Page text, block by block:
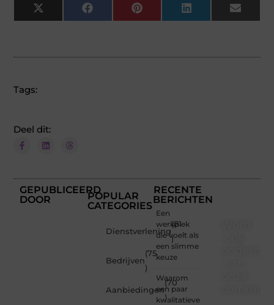
X
(Twitter)
Facebook Pinterest LinkedIn Email
Tags:
Deel dit:
GEPUBLICEERD
DOOR
POPULAR
CATEGORIES
Dienstverlening
(81
)
Bedrijven
(75
)
Aanbiedingen
(70
)
RECENTE
BERICHTEN
Een
werkplek
die voelt als
een slimme
keuze
Waarom
een paar
kwalitatieve